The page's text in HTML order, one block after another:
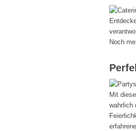
Noch
Mit
wahrlich